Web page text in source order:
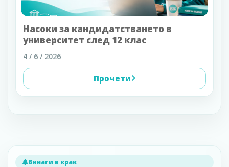
Насоки за кандидатстването в
университет след 12 клас
4 / 6 / 2026
Прочети
Винаги в крак